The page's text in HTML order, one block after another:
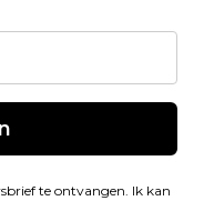
te ontvangen. Ik kan